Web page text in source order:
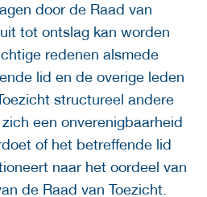
door de Raad van
tot ontslag kan worden
redenen alsmede
lid en de overige leden
structureel andere
een onverenigbaarheid
of het betreffende lid
naar het oordeel van
de Raad van Toezicht.